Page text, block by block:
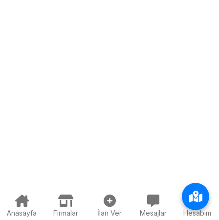
Anasayfa Firmalar İlan Ver Mesajlar Hesabım